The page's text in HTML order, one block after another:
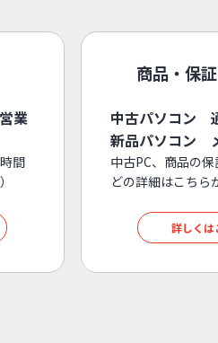
業
間
商品・保
中古パソコン
新品パソコン
中古PC、商品の
どの詳細はこちら
詳しくは